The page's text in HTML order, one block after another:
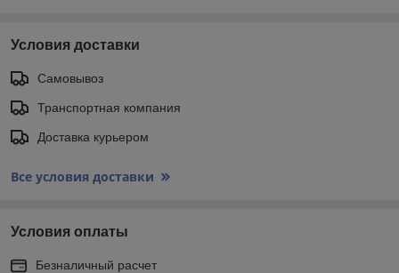
Условия доставки
Самовывоз
Транспортная компания
Доставка курьером
Все условия доставки
Условия оплаты
Безналичный расчет